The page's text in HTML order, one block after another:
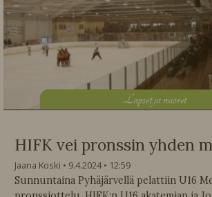
Lapset ja nuoret
HIFK vei pronssin yhden
Jaana Koski 9.4.2024
12:59
Sunnuntaina Pyhäjärvellä pelattiin U16